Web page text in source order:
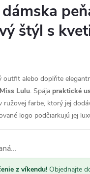
štýl s
outfit alebo doplňte
Lulu. Spája praktické
ružovej farbe, ktorý jej
logo podčiarkujú jej
z víkendu! Objednajte